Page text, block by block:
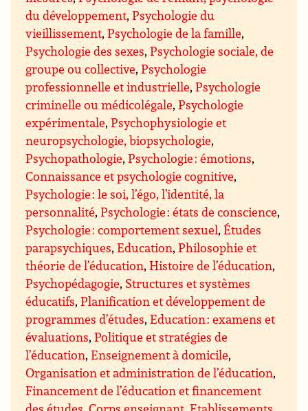
du développement,Psychologie du
vieillissement,Psychologie de la famille,
Psychologie des sexes,Psychologie sociale, de
groupe ou collective,Psychologie
professionnelle et industrielle,Psychologie
criminelle ou médicolégale,Psychologie
expérimentale,Psychophysiologie et
neuropsychologie, biopsychologie,
Psychopathologie,Psychologie : émotions,
Connaissance et psychologie cognitive,
Psychologie : le soi, l’égo, l’identité, la
personnalité,Psychologie : états de conscience,
Psychologie : comportement sexuel,Études
parapsychiques,Education,Philosophie et
théorie de l’éducation,Histoire de l’éducation,
Psychopédagogie, Structures et systèmes
éducatifs,Planification et développement de
programmes d’études,Education : examens et
évaluations,Politique et stratégies de
l’éducation,Enseignement à domicile,
Organisation et administration de l’éducation,
Financement de l’éducation et financement